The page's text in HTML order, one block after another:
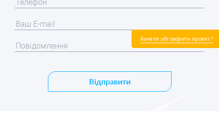
Хочете обговорити проект?
Відправити